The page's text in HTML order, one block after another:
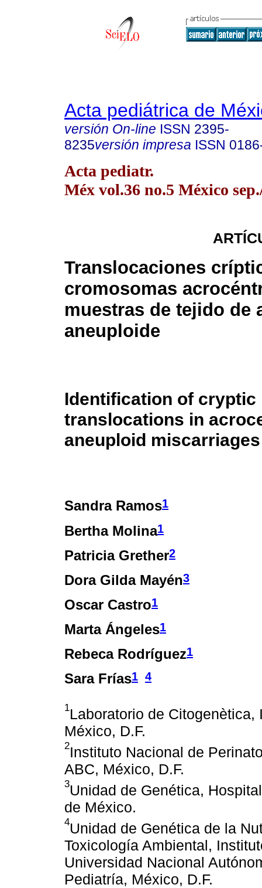
Acta pediátrica de
versión On-line ISSN 2395-
8235versión impresa ISSN
Acta pediatr.
Méx vol.36 no.5 México
Translocaciones
cromosomas
muestras de tejido de
aneuploide
Identification of cryptic
translocations in
aneuploid miscarriages
Sandra Ramos1
Bertha Molina1
Patricia Grether2
Dora Gilda Mayén3
Oscar Castro1
Marta Ángeles1
Rebeca Rodríguez1
Sara Frías1 4
1Laboratorio de
México, D.F.
2Instituto Nacional de
ABC, México, D.F.
3Unidad de Genética,
de México.
4Unidad de Genética de la
Toxicología Ambiental,
Universidad Nacional
Pediatría, México, D.F.